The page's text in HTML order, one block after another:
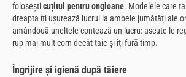
foloseșticuțitul pentru ongloane. Modelele care
dreapta îți ușurează lucrul la ambele jumătăți ale
amândouă uneltele contează un lucru: ascute-le
rup mai mult corn decât taie și îți fură timp.
Îngrijire și igienă după tăiere